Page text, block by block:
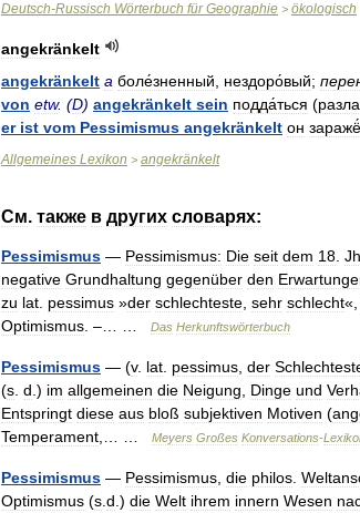
Deutsch-Russisch Wörterbuch für Geographie > ökologisch
angekränkelt
angekränkelt a боле́зненный нездоро́вый;
von etw. (D) angekränkelt sein подда́ться (
er ist vom Pessimismus angekränkelt он
Allgemeines Lexikon > angekränkelt
См. также в других словарях:
Pessimismus — Pessimismus: Die seit dem 18 Jh
negative Grundhaltung gegenüber den
zu lat pessimus »der schlechteste sehr schlecht«,
Optimismus . –… … Das Herkunftswörterbuch
Pessimismus — (v. lat pessimus der
(s d .) im allgemeinen die Neigung Dinge und
Entspringt diese aus bloß subjektiven Motiven (
Temperament
Meyers Großes Konversations-
Pessimismus — Pessimismus die philos
Optimismus (s d .) die Welt ihrem innern Wesen